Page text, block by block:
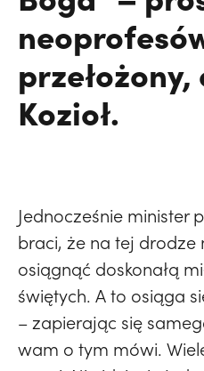
Kozioł.
Jednocześnie minister
braci, że na tej drodze
osiągnąć doskonałą
świętych. A to osiąga
– zapierając się
wam o tym mówi.